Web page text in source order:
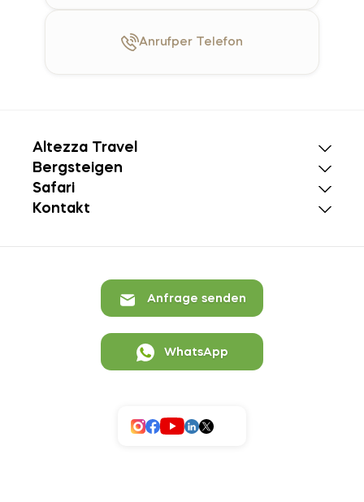
Anrufper Telefon
Altezza Travel
Bergsteigen
Safari
Kontakt
Anfrage senden
WhatsApp